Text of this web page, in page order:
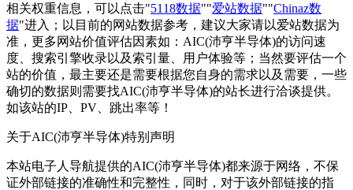
相关权重信息，可以点击"5118数据""爱站数据""Chinaz数
据"进入；以目前的网站数据参考，建议大家请以爱站数据为
准，更多网站价值评估因素如：AIC(沛亨半导体)的访问速
度、搜索引擎收录以及索引量、用户体验等；当然要评估一个
站的价值，最主要还是需要根据您自身的需求以及需要，一些
确切的数据则需要找AIC(沛亨半导体)的站长进行洽谈提供。
如该站的IP、PV、跳出率等！
关于AIC(沛亨半导体)特别声明
本站电子人导航提供的AIC(沛亨半导体)都来源于网络，不保
证外部链接的准确性和完整性，同时，对于该外部链接的指